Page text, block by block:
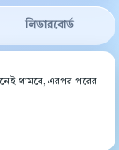
লিডারবোর্ড
থামবে, এরপর পরের